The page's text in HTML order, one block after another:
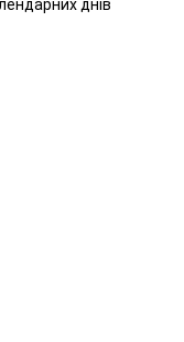
днів